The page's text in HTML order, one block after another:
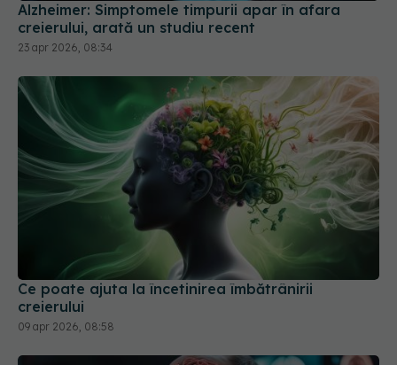
Alzheimer: Simptomele timpurii apar în afara
creierului, arată un studiu recent
23 apr 2026, 08:34
Ce poate ajuta la încetinirea îmbătrânirii
creierului
09 apr 2026, 08:58